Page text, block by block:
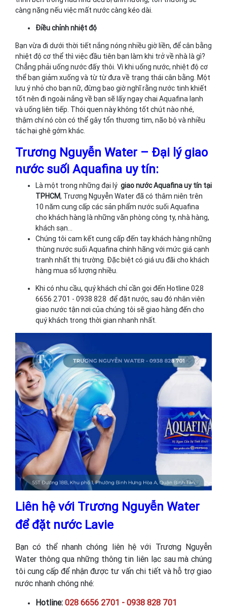
càng nặng nếu việc mất nước càng kéo dài.
Điều chỉnh nhiệt độ
Bạn vừa đi dưới thời tiết nắng nóng nhiều giờ liền, để cân bằng
nhiệt độ cơ thể thì việc đầu tiên bạn làm khi trở về nhà là gì?
Chẳng phải uống nước đấy thôi. Vì khi uống nước, nhiệt độ cơ
thể bạn giảm xuống và từ từ đưa về trạng thái cân bằng. Một
lưu ý nhỏ cho bạn nữ, đừng bao giờ nghĩ rằng nước tinh khiết
tốt nên đi ngoài nắng về bạn sẽ lấy ngay chai Aquafina lạnh
và uống liên tiếp. Thói quen này không tốt chút nào nhé,
thậm chí nó còn có thể gây tổn thương tim, não bộ và nhiều
tác hại ghê gớm khác.
Trương Nguyễn Water – Đại lý giao
nước suối Aquafina uy tín:
Là một trong những đại lý giao nước Aquafina uy tín tại
TPHCM, Trương Nguyễn Water đã có thâm niên trên
10 năm cung cấp các sản phẩm nước suối Aquafina
cho khách hàng là những văn phòng công ty, nhà hàng,
khách sạn…
Chúng tôi cam kết cung cấp đến tay khách hàng những
thùng nước suối Aquafina chính hãng với mức giá cạnh
tranh nhất thị trường. Đặc biệt có giá ưu đãi cho khách
hàng mua số lượng nhiều.
Khi có nhu cầu, quý khách chỉ cần gọi đến Hotline 028
6656 2701 - 0938 828 để đặt nước, sau đó nhân viên
giao nước tận nơi của chúng tôi sẽ giao hàng đến cho
quý khách trong thời gian nhanh nhất.
Liên hệ với Trương Nguyễn Water
để đặt nước Lavie
Bạn có thể nhanh chóng liên hệ với Trương Nguyễn
Water thông qua những thông tin liên lạc sau mà chúng
tôi cung cấp để nhận được tư vấn chi tiết và hỗ trợ giao
nước nhanh chóng nhé:
Hotline: 028 6656 2701 - 0938 828 701